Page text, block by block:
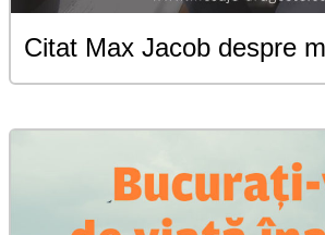
Citat Max Jacob despre